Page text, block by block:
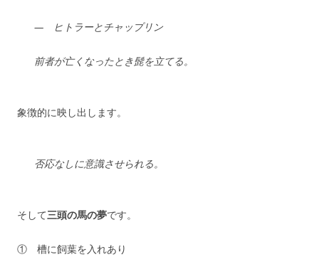
— ヒトラーとチャップリン
前者が亡くなったとき髭を立てる。
象徴的に映し出します。
否応なしに意識させられる。
そして三頭の馬の夢です。
① 槽に飼葉を入れあり